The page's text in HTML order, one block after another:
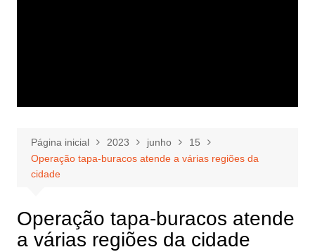
Página inicial 2023 junho
15
Operação tapa-buracos atende a várias regiões da
cidade
Operação tapa-buracos atende
a várias regiões da cidade